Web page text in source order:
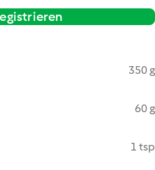
350 g
60 g
1 tsp